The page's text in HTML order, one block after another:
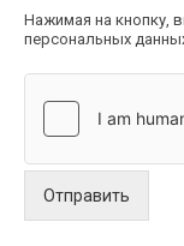
Нажимая на кнопку,
персональных
Отправить